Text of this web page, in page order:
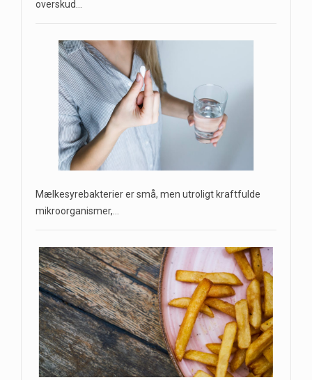
overskud…
Mælkesyrebakterier er små, men utroligt kraftfulde
mikroorganismer,…